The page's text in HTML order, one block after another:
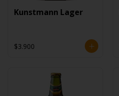
Kunstmann Lager
$3.900